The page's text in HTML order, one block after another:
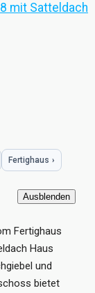
mit Satteldach
Fertighaus ›
Ausblenden
Fertighaus
Haus
und
bietet